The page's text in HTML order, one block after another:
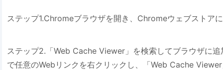
ステップ1.Chromeブラウザを開き、Chromeウェブストア
ステップ2.「Web Cache Viewer」を検索してブラウザに
で任意のWebリンクを右クリックし、「Web Cache